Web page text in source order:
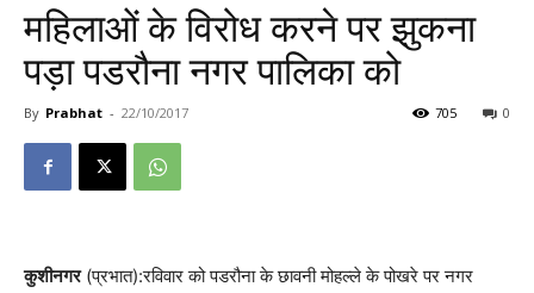
महिलाओं के विरोध करने पर झुकना
पड़ा पडरौना नगर पालिका को
By Prabhat - 22/10/2017 0
705
कुशीनगर(प्रभात):रविवार को पडरौना के छावनी मोहल्ले के पोखरे पर नगर